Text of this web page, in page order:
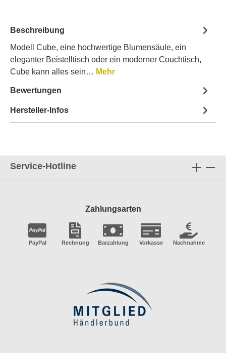
Beschreibung
Modell Cube, eine hochwertige Blumensäule, ein
eleganter Beistelltisch oder ein moderner Couchtisch,
Cube kann alles sein… Mehr
Bewertungen
Hersteller-Infos
Service-Hotline
Zahlungsarten
PayPal Rechnung Barzahlung Vorkasse Nachnahme